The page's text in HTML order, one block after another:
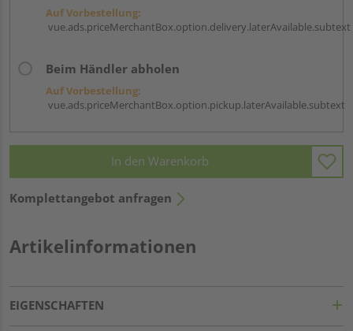
Auf Vorbestellung:
vue.ads.priceMerchantBox.option.delivery.laterAvailable.subtext
Beim Händler abholen
Auf Vorbestellung:
vue.ads.priceMerchantBox.option.pickup.laterAvailable.subtext
In den Warenkorb
Komplettangebot anfragen
Artikelinformationen
EIGENSCHAFTEN